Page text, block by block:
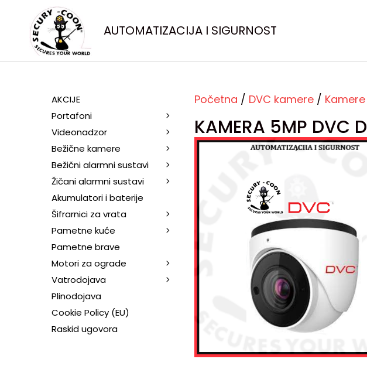
AUTOMATIZACIJA I SIGURNOST
Početna / DVC kamere /
KAMERA 5MP DVC
AKCIJE
Portafoni
Videonadzor
Bežične kamere
Bežični alarmni sustavi
Žičani alarmni sustavi
Akumulatori i baterije
Šifrarnici za vrata
Pametne kuće
Pametne brave
Motori za ograde
Vatrodojava
Plinodojava
Cookie Policy (EU)
Raskid ugovora